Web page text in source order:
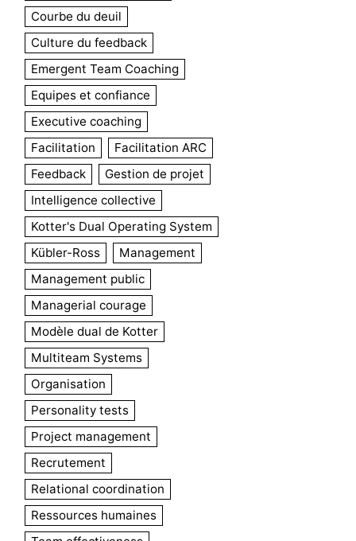
Courbe du deuil
Culture du feedback
Emergent Team Coaching
Equipes et confiance
Executive coaching
Facilitation
Facilitation ARC
Feedback
Gestion de projet
Intelligence collective
Kotter's Dual Operating System
Kübler-Ross
Management
Management public
Managerial courage
Modèle dual de Kotter
Multiteam Systems
Organisation
Personality tests
Project management
Recrutement
Relational coordination
Ressources humaines